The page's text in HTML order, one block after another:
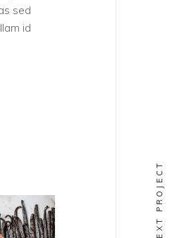
sed
id
NEXT PROJECT